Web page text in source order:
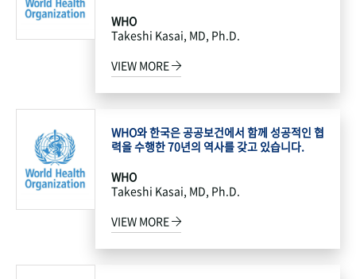
WHO
Takeshi Kasai, MD, Ph.D.
VIEW MORE
WHO와 한국은 공공보건에서 함께 성공적인 협
력을 수행한 70년의 역사를 갖고 있습니다.
WHO
Takeshi Kasai, MD, Ph.D.
VIEW MORE